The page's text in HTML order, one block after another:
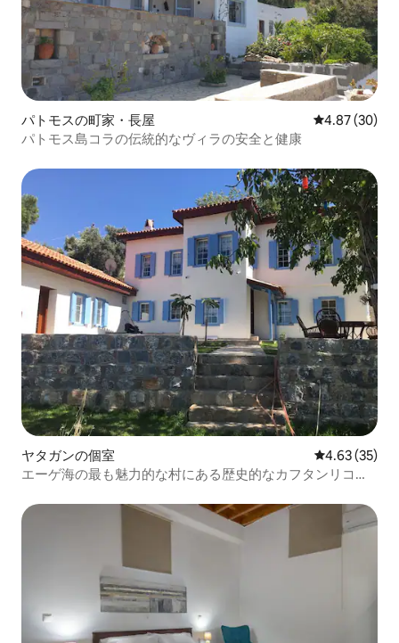
パトモスの町家・長屋 レビュー30
4.87 (30)
パトモス島コラの伝統的なヴィラの安全と健康
ヤタガンの個室 レビュー35
4.63 (35)
エーゲ海の最も魅力的な村にある歴史的なカフタンリコナ